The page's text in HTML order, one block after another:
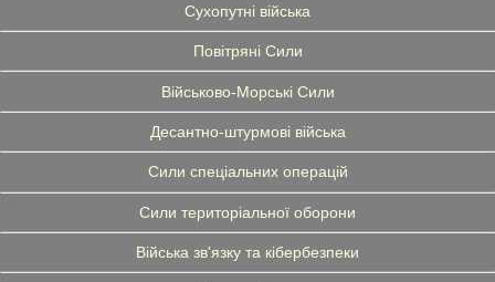
Сухопутні війська
Повітряні Сили
Військово-Морські Сили
Десантно-штурмові війська
Сили спеціальних операцій
Сили територіальної оборони
Війська зв'язку та кібербезпеки